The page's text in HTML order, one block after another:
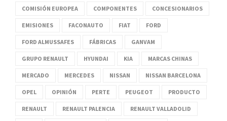
COMISIÓN EUROPEA COMPONENTES CONCESIONARIOS
EMISIONES FACONAUTO FIAT FORD
FORD ALMUSSAFES FÁBRICAS GANVAM
GRUPO RENAULT HYUNDAI KIA MARCAS CHINAS
MERCADO MERCEDES NISSAN NISSAN BARCELONA
OPEL OPINIÓN PERTE PEUGEOT PRODUCTO
RENAULT RENAULT PALENCIA RENAULT VALLADOLID